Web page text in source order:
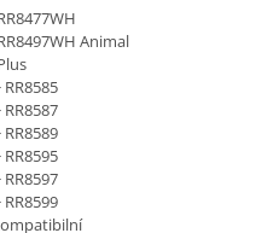
Animal